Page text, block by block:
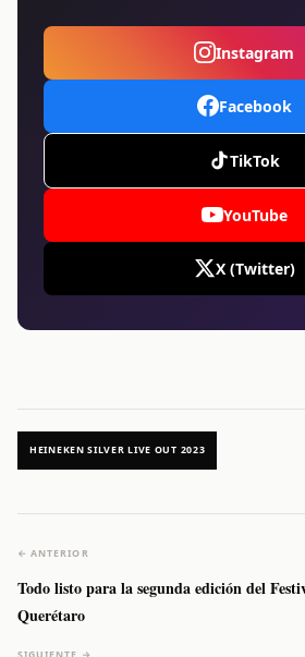
Instagram
Facebook
TikTok
YouTube
X (Twitter)
HEINEKEN SILVER LIVE OUT 2023
← ANTERIOR
Todo listo para la segunda edición del
Querétaro